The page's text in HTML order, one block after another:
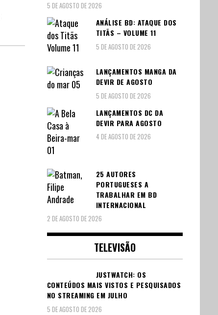
5 DE AGOSTO DE 2026
ANÁLISE BD: ATAQUE DOS
TITÃS – VOLUME 11
5 DE AGOSTO DE 2026
LANÇAMENTOS MANGA DA
DEVIR DE AGOSTO
5 DE AGOSTO DE 2026
LANÇAMENTOS DC DA
DEVIR PARA AGOSTO
4 DE AGOSTO DE 2026
25 AUTORES
PORTUGUESES A
TRABALHAR EM BD
INTERNACIONAL
2 DE AGOSTO DE 2026
TELEVISÃO
JUSTWATCH: OS
CONTEÚDOS MAIS VISTOS E PESQUISADOS
NO STREAMING EM JULHO
5 DE AGOSTO DE 2026